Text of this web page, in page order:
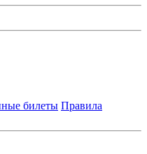
билеты Правила